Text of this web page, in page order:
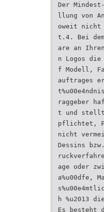
Der
llung von
oweit nicht
t.4. Bei
are an
n Logos
f Modell,
auftrages
raggeber
t und stellt
pflichtet,
nicht
Dessins
age oder
a%u00dfe,
h %u2013
Es besteht